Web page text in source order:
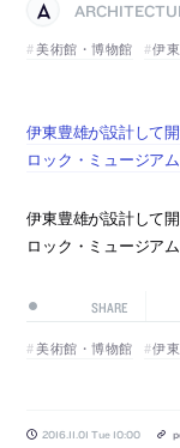
美術館・博物館
伊
伊東豊雄が設計して
ロック・ミュージア
伊東豊雄が設計して
ロック・ミュージア
SHARE
美術館・博物館 伊
2016.11.01 Tue 10:00